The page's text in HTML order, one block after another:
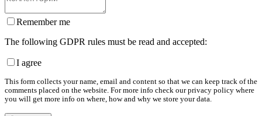
Remember me
The following GDPR rules must be read and accepted:
I agree
This form collects your name, email and content so that we can keep track of the
comments placed on the website. For more info check our privacy policy where
you will get more info on where, how and why we store your data.